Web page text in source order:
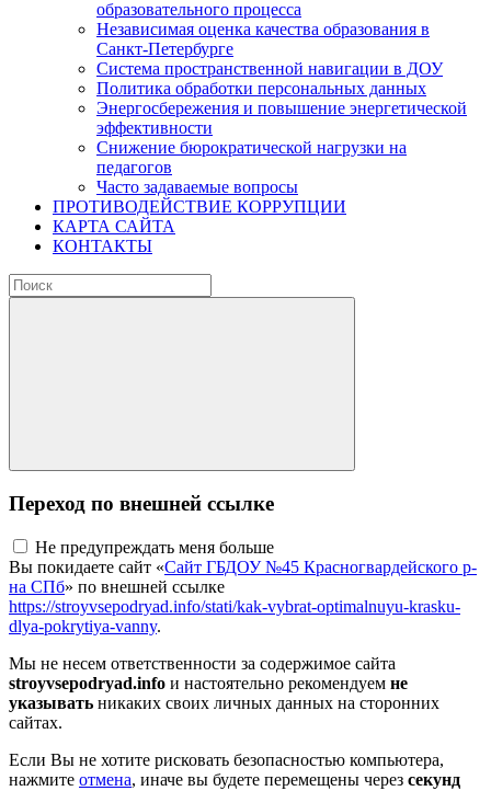
образовательного процесса
Независимая оценка качества образования в
Санкт-Петербурге
Система пространственной навигации в ДОУ
Политика обработки персональных данных
Энергосбережения и повышение энергетической
эффективности
Снижение бюрократической нагрузки на
педагогов
Часто задаваемые вопросы
ПРОТИВОДЕЙСТВИЕ КОРРУПЦИИ
КАРТА САЙТА
КОНТАКТЫ
Переход по внешней ссылке
Не предупреждать меня больше
Вы покидаете сайт «Сайт ГБДОУ №45 Красногвардейского р-
на СПб» по внешней ссылке
https://stroyvsepodryad.info/stati/kak-vybrat-optimalnuyu-krasku-
dlya-pokrytiya-vanny.
Мы не несем ответственности за содержимое сайта
stroyvsepodryad.info и настоятельно рекомендуем не
указывать никаких своих личных данных на сторонних
сайтах.
Если Вы не хотите рисковать безопасностью компьютера,
нажмите отмена, иначе вы будете перемещены через секунд